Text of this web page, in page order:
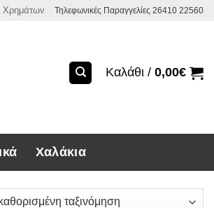
Χρημάτων Τηλεφωνικές Παραγγελίες 26410 22560
Καλάθι / 0,00€
Χαλάκια